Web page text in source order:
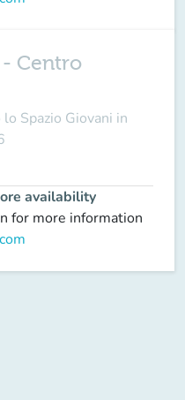
Centro
Spazio Giovani in
availability
for more information